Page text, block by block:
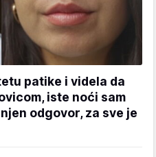
patike i videla da
iste noći sam
odgovor, za sve je